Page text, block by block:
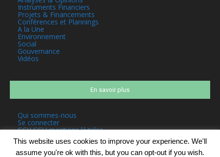
Instruments Financiers
Projets & Financements
Conférences et Plannings
A la Une
Environnement
Social
Gouvernance
Vidéos
En savoir plus
Qui sommes-nous
Se connecter
CGV CGU mentions légales
This website uses cookies to improve your experience. We'll
assume you're ok with this, but you can opt-out if you wish.